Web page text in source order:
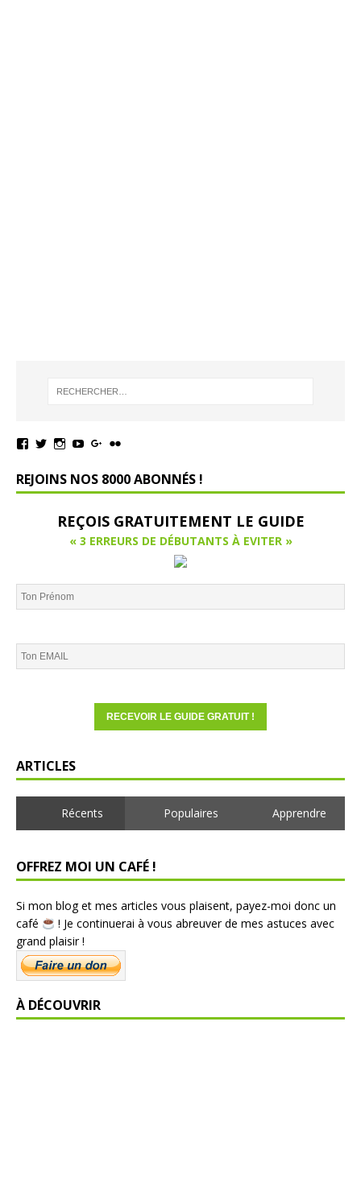
REJOINS NOS 8000 ABONNÉS !
REÇOIS GRATUITEMENT LE GUIDE
« 3 ERREURS DE DÉBUTANTS À EVITER »
ARTICLES
Récents Populaires Apprendre
OFFREZ MOI UN CAFÉ !
Si mon blog et mes articles vous plaisent, payez-moi donc un
café
! Je continuerai à vous abreuver de mes astuces avec
grand plaisir !
À DÉCOUVRIR